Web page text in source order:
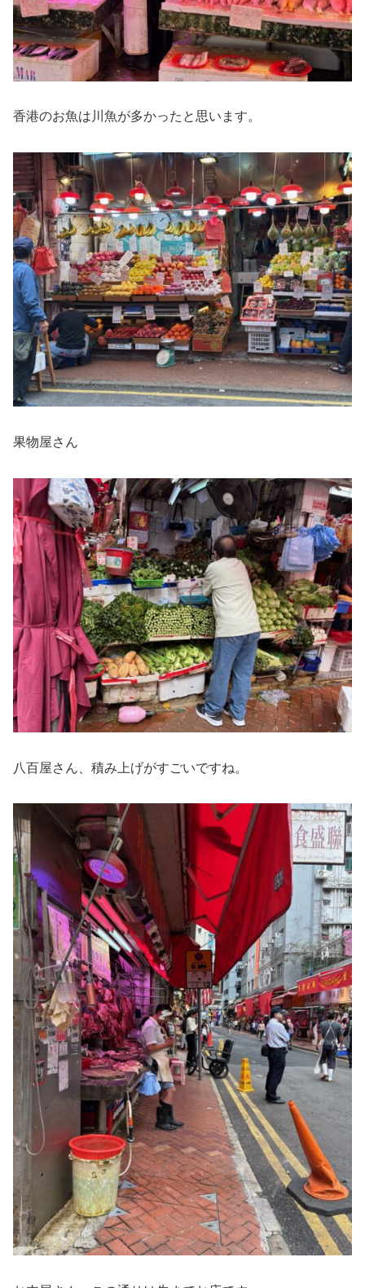
香港のお魚は川魚が多かったと思います。
果物屋さん
八百屋さん、積み上げがすごいですね。